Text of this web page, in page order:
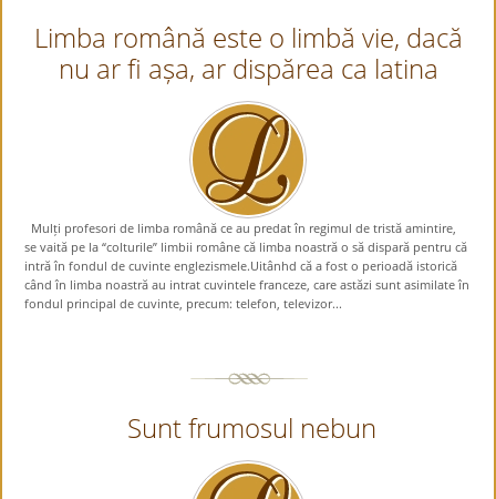
Limba română este o limbă vie, dacă
nu ar fi așa, ar dispărea ca latina
Mulți profesori de limba română ce au predat în regimul de tristă amintire,
se vaită pe la “colturile” limbii române că limba noastră o să dispară pentru că
intră în fondul de cuvinte englezismele.Uitânhd că a fost o perioadă istorică
când în limba noastră au intrat cuvintele franceze, care astăzi sunt asimilate în
fondul principal de cuvinte, precum: telefon, televizor...
Sunt frumosul nebun